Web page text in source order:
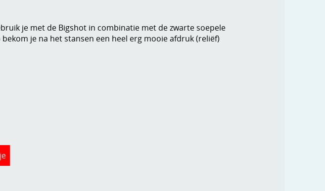
je met de Bigshot in combinatie met de zwarte soepele
bekom je na het stansen een heel erg mooie afdruk (reliëf)